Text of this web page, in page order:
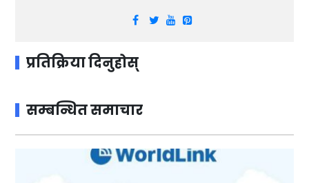
प्रतिक्रिया दिनुहोस्
सम्बन्धित समाचार